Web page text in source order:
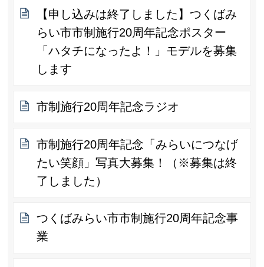
【申し込みは終了しました】つくばみ
らい市市制施行20周年記念ポスター
「ハタチになったよ！」モデルを募集
します
市制施行20周年記念ラジオ
市制施行20周年記念「みらいにつなげ
たい笑顔」写真大募集！（※募集は終
了しました）
つくばみらい市市制施行20周年記念事
業